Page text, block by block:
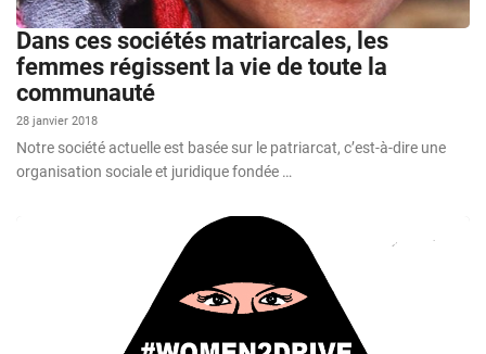
Dans ces sociétés matriarcales, les
femmes régissent la vie de toute la
communauté
28 janvier 2018
Notre société actuelle est basée sur le patriarcat, c’est-à-dire une
organisation sociale et juridique fondée …